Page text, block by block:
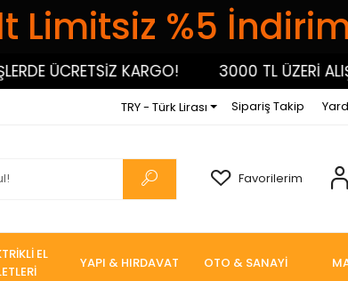
Limitsiz %5
ÜCRETSİZ KARGO! 3000 TL ÜZERİ
TRY - Türk Lirası Sipariş Takip
Favorilerim
EL
YAPI & HIRDAVAT OTO & SANAYİ